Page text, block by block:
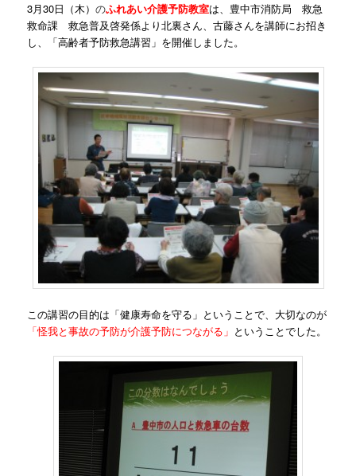
3月30日（木）のふれあい介護予防教室は、豊中市消防局 救急
救命課 救急普及啓発係より北裏さん、古藤さんを講師にお招き
し、「高齢者予防救急講習」を開催しました。
この講習の目的は「健康寿命を守る」ということで、大切なのが
「怪我と事故の予防が介護予防につながる」 ということでした。